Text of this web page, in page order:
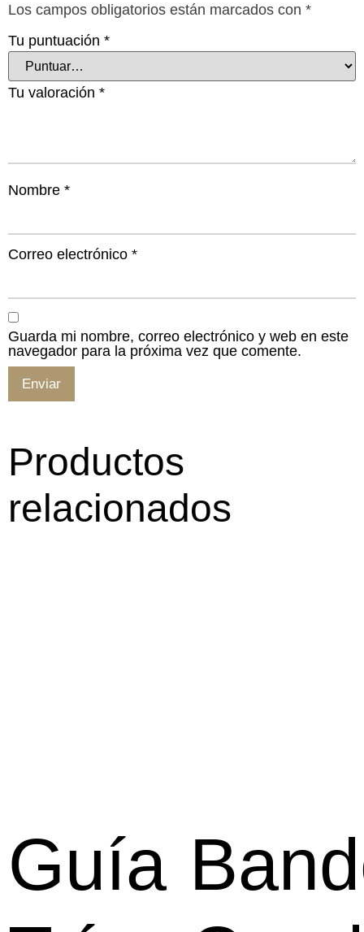
Los campos obligatorios están marcados con *
Tu puntuación *
Tu valoración *
Nombre *
Correo electrónico *
Guarda mi nombre, correo electrónico y web en este
navegador para la próxima vez que comente.
Productos
relacionados
Guía